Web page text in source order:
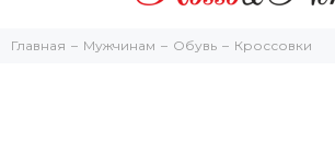
Главная Мужчинам Обувь Кроссовки